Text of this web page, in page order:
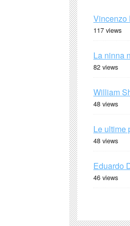
Vincenzo
117 views
La ninna
82 views
William
48 views
Le ultime
48 views
Eduardo
46 views